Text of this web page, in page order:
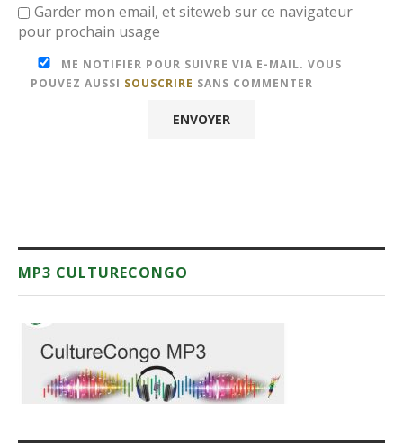
Garder mon email, et siteweb sur ce navigateur
pour prochain usage
ME NOTIFIER POUR SUIVRE VIA E-MAIL. VOUS
POUVEZ AUSSI SOUSCRIRE SANS COMMENTER
MP3 CULTURECONGO